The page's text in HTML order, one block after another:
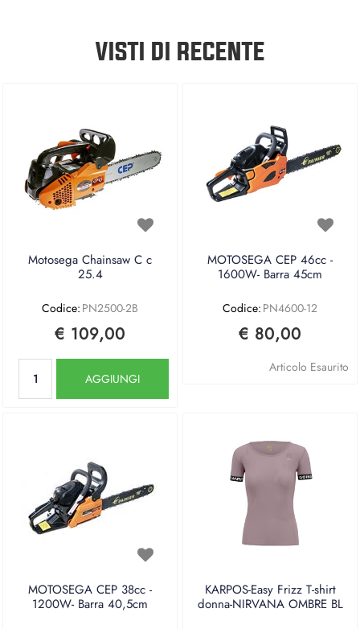
VISTI DI RECENTE
Motosega Chainsaw C c
25.4
Codice: PN2500-2B
€ 109,00
AGGIUNGI
MOTOSEGA CEP 46cc -
1600W- Barra 45cm
Codice: PN4600-12
€ 80,00
Articolo Esaurito
MOTOSEGA CEP 38cc -
1200W- Barra 40,5cm
KARPOS-Easy Frizz T-shirt
donna-NIRVANA OMBRE BL